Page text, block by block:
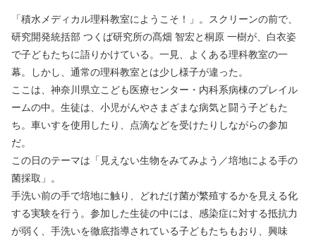
「積水メディカル理科教室にようこそ！」。スクリーンの前で、
研究開発統括部 つくば研究所の髙畑 智宏と桐原 一樹が、白衣姿
で子どもたちに語りかけている。一見、よくある理科教室の一
幕。しかし、通常の理科教室とは少し様子が違った。
ここは、神奈川県立こども医療センター・内科系病棟のプレイル
ームの中。生徒は、小児がんやさまざまな病気と闘う子どもた
ち。車いすを使用したり、点滴などを受けたりしながらの参加
だ。
この日のテーマは「見えない生物をみてみよう／培地による手の
菌採取」。
手洗い前の手で培地に触り、どれだけ菌が繁殖するかを見える化
する実験を行う。参加した生徒の中には、感染症に対する抵抗力
が弱く、手洗いを徹底指導されている子どもたちもおり、興味